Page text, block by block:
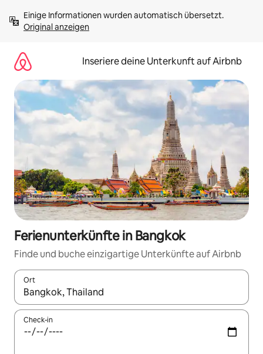
Inhalten
springenOriginal anzeigen
Inseriere deine Unterkunft auf Airbnb
Ferienunterkünfte in Bangkok
Finde und buche einzigartige Unterkünfte auf Airbnb
Ort
Wenn Ergebnisse verfügbar sind, navigiere mit den
Check-in